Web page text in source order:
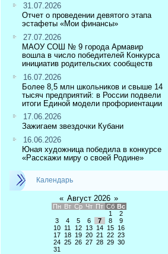
31.07.2026
Отчет о проведении девятого этапа
эстафеты «Мои финансы»
27.07.2026
МАОУ СОШ № 9 города Армавир
вошла в число победителей Конкурса
инициатив родительских сообществ
16.07.2026
Более 8,5 млн школьников и свыше 14
тысяч предприятий: в России подвели
итоги Единой модели профориентации
17.06.2026
Зажигаем звездочки Кубани
16.06.2026
Юная художница победила в конкурсе
«Расскажи миру о своей Родине»
Календарь
« Август 2026 »
Пн Вт Ср Чт Пт Сб Вс
1
2
3
4 5 6 7 8
9
10
11 12 13 14 15
16
17
18 19 20 21 22 23
24 25 26 27 28 29 30
31